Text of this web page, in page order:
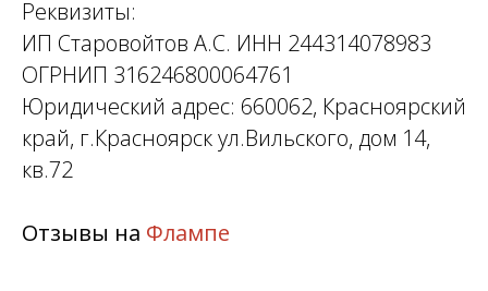
Реквизиты:
ИП Старовойтов А.С. ИНН 244314078983
ОГРНИП 316246800064761
Юридический адрес: 660062, Красноярский
край, г.Красноярск ул.Вильского, дом 14,
кв.72
Отзывы на Флампе